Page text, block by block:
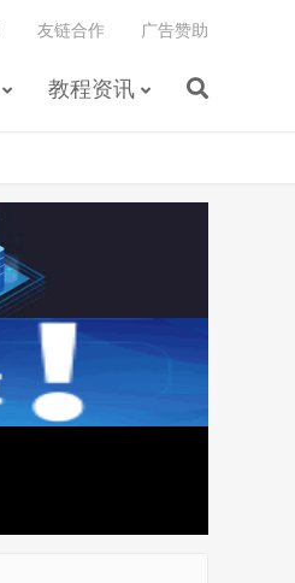
教程资讯
友链合作 广告赞助